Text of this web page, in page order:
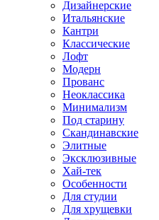
Дизайнерские
Итальянские
Кантри
Классические
Лофт
Модерн
Прованс
Неоклассика
Минимализм
Под старину
Скандинавские
Элитные
Эксклюзивные
Хай-тек
Особенности
Для студии
Для хрущевки